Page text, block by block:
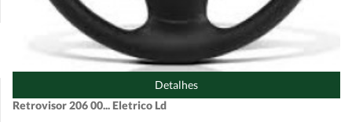
Detalhes
Retrovisor 206 00... Eletrico Ld